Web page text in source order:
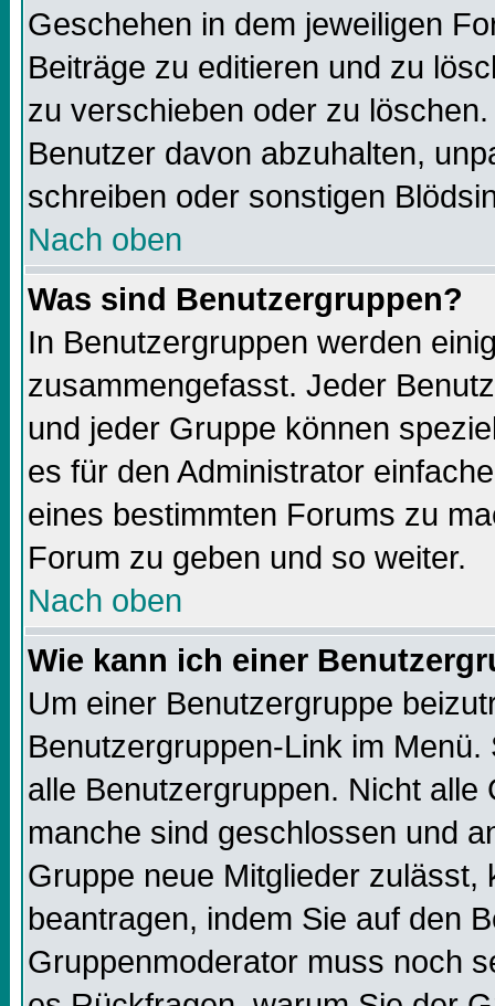
Geschehen in dem jeweiligen
Beiträge zu editieren und zu
zu verschieben oder zu
Benutzer davon abzuhalten,
schreiben oder sonstigen
Nach oben
Was sind Benutzergruppen?
In Benutzergruppen werden
zusammengefasst. Jeder
und jeder Gruppe können
es für den Administrator
eines bestimmten Forums zu
Forum zu geben und so weiter.
Nach oben
Wie kann ich einer
Um einer Benutzergruppe
Benutzergruppen-Link im
alle Benutzergruppen. Nicht
manche sind geschlossen und
Gruppe neue Mitglieder zulässt,
beantragen, indem Sie auf den
Gruppenmoderator muss noch